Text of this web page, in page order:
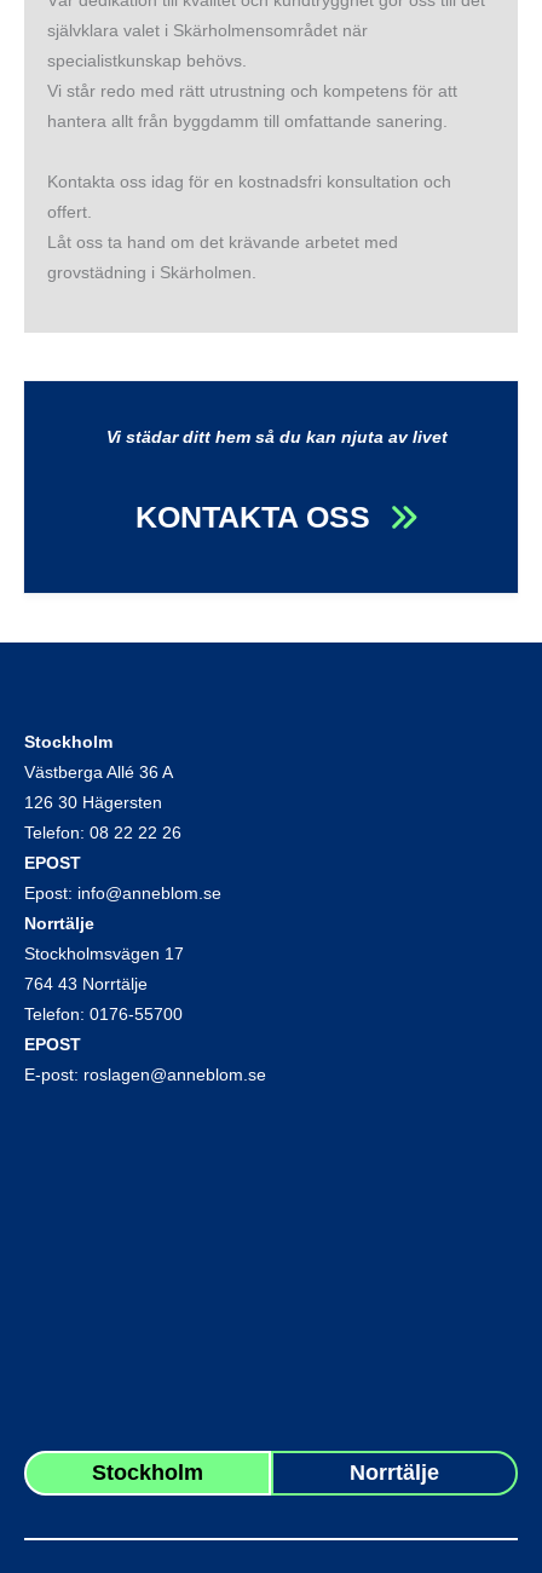
självklara valet i Skärholmensområdet när
specialistkunskap behövs.
Vi står redo med rätt utrustning och kompetens för att
hantera allt från byggdamm till omfattande sanering.
Kontakta oss idag för en kostnadsfri konsultation och
offert.
Låt oss ta hand om det krävande arbetet med
grovstädning i Skärholmen.
Vi städar ditt hem så du kan njuta av livet
KONTAKTA OSS
Stockholm
Västberga Allé 36 A
126 30 Hägersten
Telefon: 08 22 22 26
EPOST
Epost: info@anneblom.se
Norrtälje
Stockholmsvägen 17
764 43 Norrtälje
Telefon: 0176-55700
EPOST
E-post: roslagen@anneblom.se
Stockholm Norrtälje